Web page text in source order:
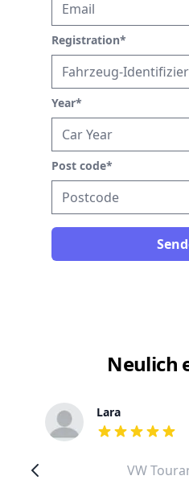
Registration*
Year*
Post code*
Neulich
Lara
out of 5 stars
VW